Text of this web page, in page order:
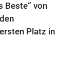
Beste“ von
Platz in